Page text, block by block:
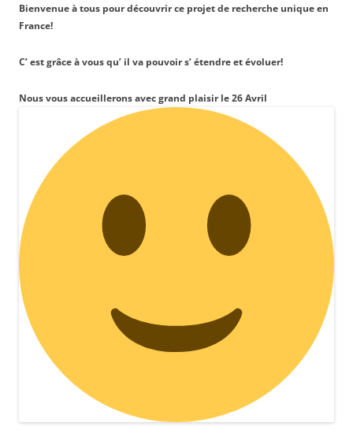
Bienvenue à tous pour découvrir ce projet de recherche unique en
France!
C’ est grâce à vous qu’ il va pouvoir s’ étendre et évoluer!
Nous vous accueillerons avec grand plaisir le 26 Avril